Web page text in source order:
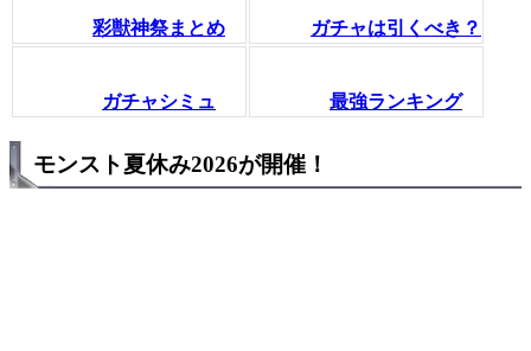
彩獣神祭まとめ ガチャは引くべき？
ガチャシミュ 最強ランキング
モンスト夏休み2026が開催！